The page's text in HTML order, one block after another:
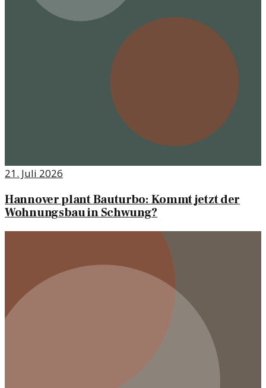
21. Juli 2026
Hannover plant Bauturbo: Kommt jetzt der
Wohnungsbau in Schwung?